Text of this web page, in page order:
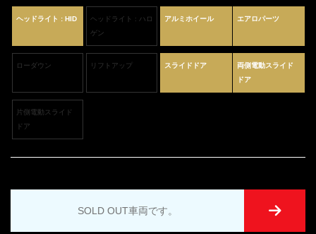
ヘッドライト : HID
ヘッドライト : ハロ
ゲン
アルミホイール エアロパーツ
ローダウン リフトアップ スライドドア
両側電動スライド
ドア
片側電動スライド
ドア
SOLD OUT車両です。